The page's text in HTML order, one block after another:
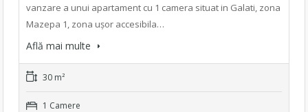
vanzare a unui apartament cu 1 camera situat in Galati, zona
Mazepa 1, zona ușor accesibila…
Află mai multe
30 m²
1 Camere